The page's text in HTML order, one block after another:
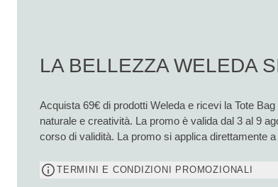
LA BELLEZZA WELEDA
Acquista 69€ di prodotti Weleda e ricevi la Tote
naturale e creatività. La promo è valida dal 3 al 9
corso di validità. La promo si applica direttamente a
TERMINI E CONDIZIONI PROMOZIONALI